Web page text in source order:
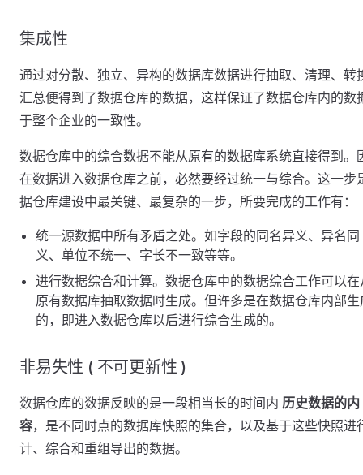
集成性
通过对分散、独立、异构的数据库数据进行抽取、清理、转
汇总便得到了数据仓库的数据，这样保证了数据仓库内的数
于整个企业的一致性。
数据仓库中的综合数据不能从原有的数据库系统直接得到。
在数据进入数据仓库之前，必然要经过统一与综合。这一步
据仓库建设中最关键、最复杂的一步，所要完成的工作有：
统一源数据中所有矛盾之处。如字段的同名异义、异名同
义、单位不统一、字长不一致等等。
进行数据综合和计算。数据仓库中的数据综合工作可以在
原有数据库抽取数据时生成。但许多是在数据仓库内部生
的，即进入数据仓库以后进行综合生成的。
非易失性 ( 不可更新性 )
数据仓库的数据反映的是一段相当长的时间内 历史数据的内
容，是不同时点的数据库快照的集合，以及基于这些快照进
计、综合和重组导出的数据。